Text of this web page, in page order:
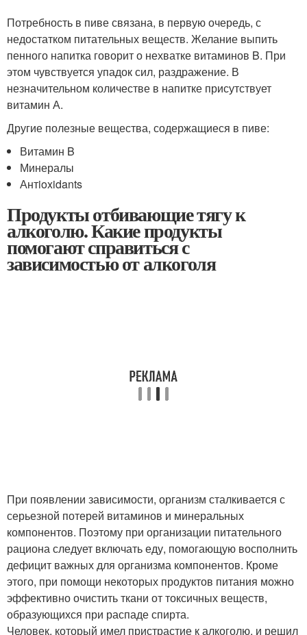
Потребность в пиве связана, в первую очередь, с
недостатком питательных веществ. Желание выпить
пенного напитка говорит о нехватке витаминов B. При
этом чувствуется упадок сил, раздражение. В
незначительном количестве в напитке присутствует
витамин А.
Другие полезные вещества, содержащиеся в пиве:
Витамин B
Минералы
Антioxidants
Продукты отбивающие тягу к
алкоголю. Какие продукты
помогают справиться с
зависимостью от алкоголя
При появлении зависимости, организм сталкивается с
серьезной потерей витаминов и минеральных
компонентов. Поэтому при организации питательного
рациона следует включать еду, помогающую восполнить
дефицит важных для организма компонентов. Кроме
этого, при помощи некоторых продуктов питания можно
эффективно очистить ткани от токсичных веществ,
образующихся при распаде спирта.
Человек, который имел пристрастие к алкоголю, и решил